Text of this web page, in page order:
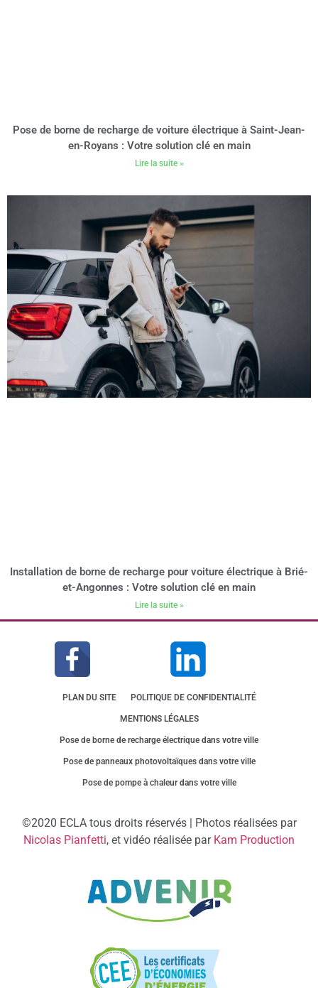
Pose de borne de recharge de voiture électrique à Saint-Jean-
en-Royans : Votre solution clé en main
Lire la suite »
Installation de borne de recharge pour voiture électrique à Brié-
et-Angonnes : Votre solution clé en main
Lire la suite »
PLAN DU SITE POLITIQUE DE CONFIDENTIALITÉ
MENTIONS LÉGALES
Pose de borne de recharge électrique dans votre ville
Pose de panneaux photovoltaïques dans votre ville
Pose de pompe à chaleur dans votre ville
©2020 ECLA tous droits réservés | Photos réalisées par
Nicolas Pianfetti, et vidéo réalisée par Kam Production